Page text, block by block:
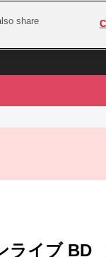
プレミ
サンシャイン‼
ライブ BD
share